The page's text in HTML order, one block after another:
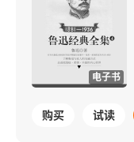
电子书
购买 试读